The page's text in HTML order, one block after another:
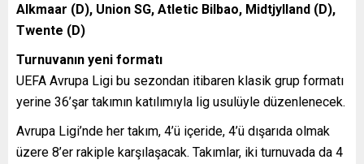
Alkmaar (D), Union SG, Atletic Bilbao, Midtjylland (D),
Twente (D)
Turnuvanın yeni formatı
UEFA Avrupa Ligi bu sezondan itibaren klasik grup formatı
yerine 36’şar takımın katılımıyla lig usulüyle düzenlenecek.
Avrupa Ligi’nde her takım, 4’ü içeride, 4’ü dışarıda olmak
üzere 8’er rakiple karşılaşacak. Takımlar, iki turnuvada da 4